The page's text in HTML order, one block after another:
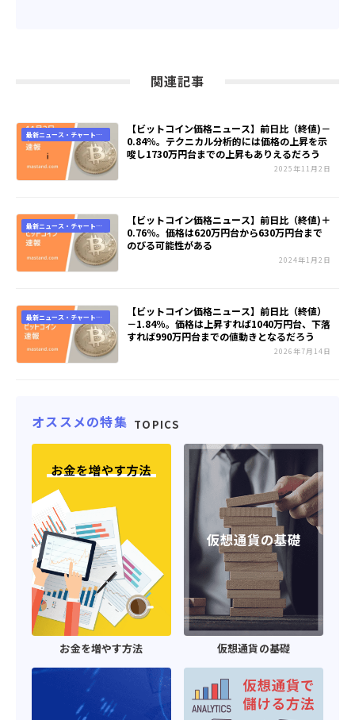
関連記事
最新ニュース・チャート速
報
【ビットコイン価格ニュース】前日比（終値)－
0.84％。テクニカル分析的には価格の上昇を示
唆し1730万円台までの上昇もありえるだろう
2025年11月2日
最新ニュース・チャート速
報
【ビットコイン価格ニュース】前日比（終値)＋
0.76％。価格は620万円台から630万円台まで
のびる可能性がある
2024年1月2日
最新ニュース・チャート速
報
【ビットコイン価格ニュース】前日比（終値）
－1.84％。価格は上昇すれば1040万円台、下落
すれば990万円台までの値動きとなるだろう
2026年7月14日
オススメの特集 TOPICS
お金を増やす方法 仮想通貨の基礎